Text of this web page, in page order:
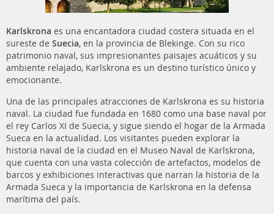
Karlskrona es una encantadora ciudad costera situada en el
sureste de Suecia, en la provincia de Blekinge. Con su rico
patrimonio naval, sus impresionantes paisajes acuáticos y su
ambiente relajado, Karlskrona es un destino turístico único y
emocionante.
Una de las principales atracciones de Karlskrona es su historia
naval. La ciudad fue fundada en 1680 como una base naval por
el rey Carlos XI de Suecia, y sigue siendo el hogar de la Armada
Sueca en la actualidad. Los visitantes pueden explorar la
historia naval de la ciudad en el Museo Naval de Karlskrona,
que cuenta con una vasta colección de artefactos, modelos de
barcos y exhibiciones interactivas que narran la historia de la
Armada Sueca y la importancia de Karlskrona en la defensa
marítima del país.